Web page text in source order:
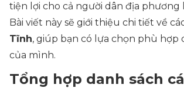
tiện lợi cho cả người dân địa phương
Bài viết này sẽ giới thiệu chi tiết về
Tĩnh, giúp bạn có lựa chọn phù hợp
của mình.
Tổng hợp danh sách